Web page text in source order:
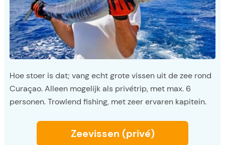
Hoe stoer is dat; vang echt grote vissen uit de zee rond
Curaçao. Alleen mogelijk als privétrip, met max. 6
personen. Trowlend fishing, met zeer ervaren kapitein.
Zeevissen (privé)